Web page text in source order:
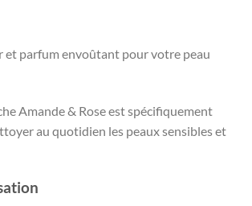
et parfum envoûtant pour votre peau
Amande & Rose est spécifiquement
au quotidien les peaux sensibles et